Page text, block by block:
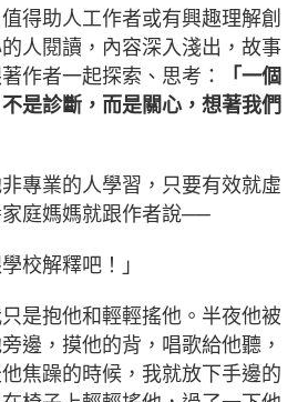
助人工作者或有興趣理解創
人閱讀，內容深入淺出，故事
作者一起探索、思考：
「一個
是診斷，而是關心，想著我們
業的人學習，只要有效就虛
庭媽媽就跟作者說──
解釋吧！」
抱他和輕輕搖他。半夜他被
邊，摸他的背，唱歌給他聽，
焦躁的時候，我就放下手邊的